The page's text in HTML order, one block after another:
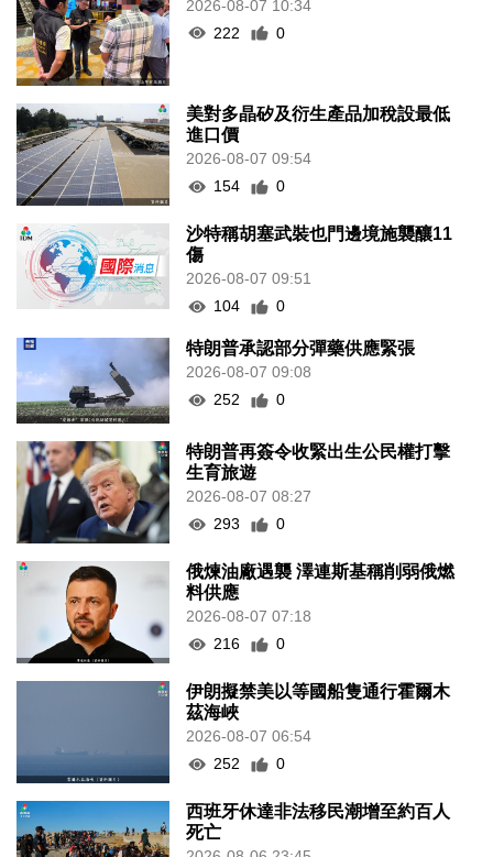
2026-08-07 10:34
222
0
美對多晶矽及衍生產品加稅設最低
進口價
2026-08-07 09:54
154
0
沙特稱胡塞武裝也門邊境施襲釀11
傷
2026-08-07 09:51
104
0
特朗普承認部分彈藥供應緊張
2026-08-07 09:08
252
0
特朗普再簽令收緊出生公民權打擊
生育旅遊
2026-08-07 08:27
293
0
俄煉油廠遇襲 澤連斯基稱削弱俄燃
料供應
2026-08-07 07:18
216
0
伊朗擬禁美以等國船隻通行霍爾木
茲海峽
2026-08-07 06:54
252
0
西班牙休達非法移民潮增至約百人
死亡